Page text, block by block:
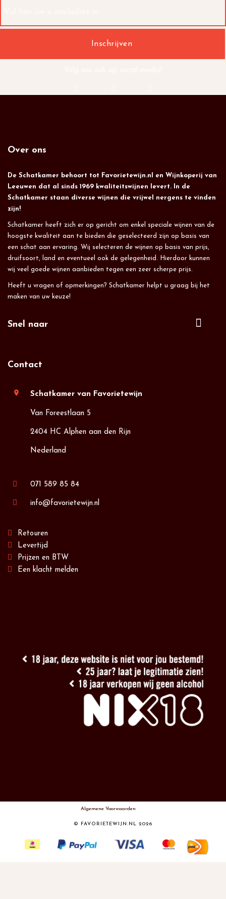
Over ons
De Schatkamer behoort tot Favorietewijn.nl en Wijnkoperij van
Leeuwen dat al sinds 1969 kwaliteitswijnen levert. In de
Schatkamer staan diverse wijnen die vrijwel nergens te vinden
zijn!
Schatkamer heeft zich er op gericht om enkel speciale wijnen van de
hoogste kwaliteit aan te bieden die geselecteerd zijn op basis van
een schat aan ervaring. Wij selecteren de wijnen op basis van prijs,
druifsoort, land en eventueel ook de gelegenheid. Hierdoor kunnen
wij veel goede wijnen aanbieden tegen een zeer scherpe prijs.
Heeft u vragen of opmerkingen? Schatkamer helpt u graag bij het
maken van uw keuze!
Snel naar
Contact
location_on Schatkamer van Favorietewijn
Van Foreestlaan 5
2404 HC Alphen aan den Rijn
Nederland
071 589 85 84
info@favorietewijn.nl
Retouren
Levertijd
Prijzen en BTW
Een klacht melden
Algemene Voorwaarden
© FAVORIETEWIJN.NL 2026